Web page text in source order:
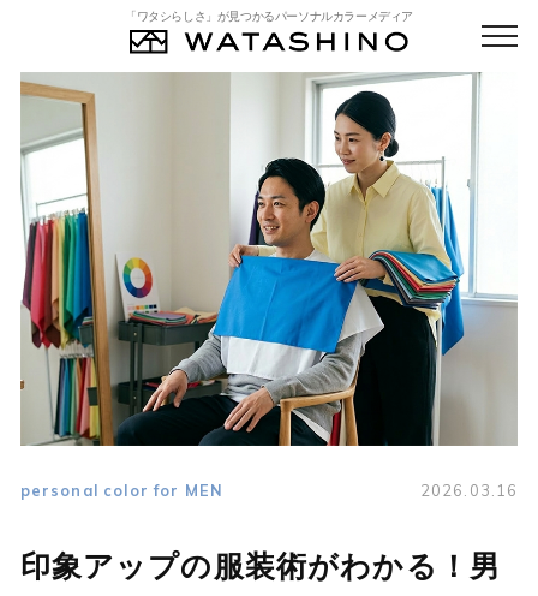
「ワタシらしさ」が見つかるパーソナルカラーメディア
personal color for MEN 2026.03.16
印象アップの服装術がわかる！男